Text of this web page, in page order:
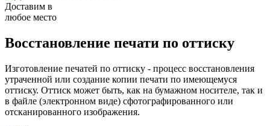
Доставим в
любое место
Восстановление печати по оттиску
Изготовление печатей по оттиску - процесс восстановления
утраченной или создание копии печати по имеющемуся
оттиску. Оттиск может быть, как на бумажном носителе, так и
в файле (электронном виде) сфотографированного или
отсканированного изображения.